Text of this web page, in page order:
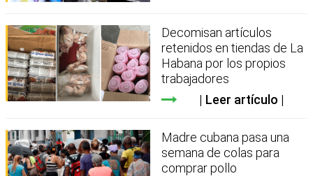
Decomisan artículos
retenidos en tiendas de La
Habana por los propios
trabajadores
Leer artículo
Madre cubana pasa una
semana de colas para
comprar pollo